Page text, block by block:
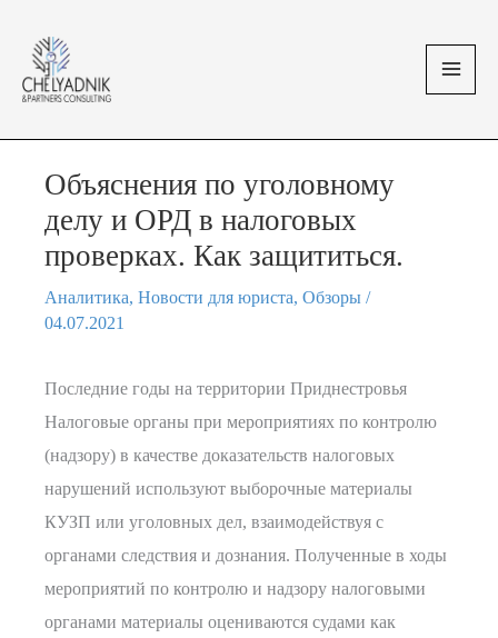
содержимому
Объяснения по уголовному
делу и ОРД в налоговых
проверках. Как защититься.
Аналитика, Новости для юриста, Обзоры /
04.07.2021
Последние годы на территории Приднестровья
Налоговые органы при мероприятиях по контролю
(надзору) в качестве доказательств налоговых
нарушений используют выборочные материалы
КУЗП или уголовных дел, взаимодействуя с
органами следствия и дознания. Полученные в ходы
мероприятий по контролю и надзору налоговыми
органами материалы оцениваются судами как